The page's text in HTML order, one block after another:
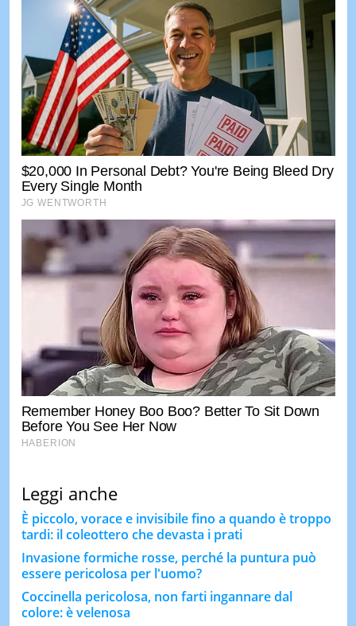
Leggi anche
È piccolo, vorace e invisibile fino a quando è troppo
tardi: il coleottero che devasta i prati
Invasione formiche rosse, perché la puntura può
essere pericolosa per l'uomo?
Coccinella pericolosa, non farti ingannare dal
colore: è velenosa